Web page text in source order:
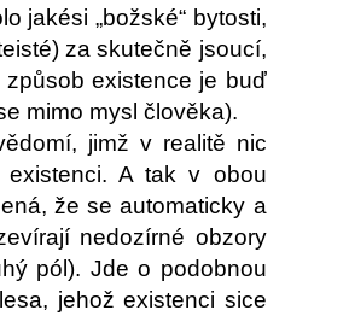
jakési „božské“ bytosti,
za skutečně jsoucí,
způsob existence je buď
mimo mysl člověka).
jimž v realitě nic
existenci. A tak v obou
že se automaticky a
nedozírné obzory
pól). Jde o podobnou
jehož existenci sice